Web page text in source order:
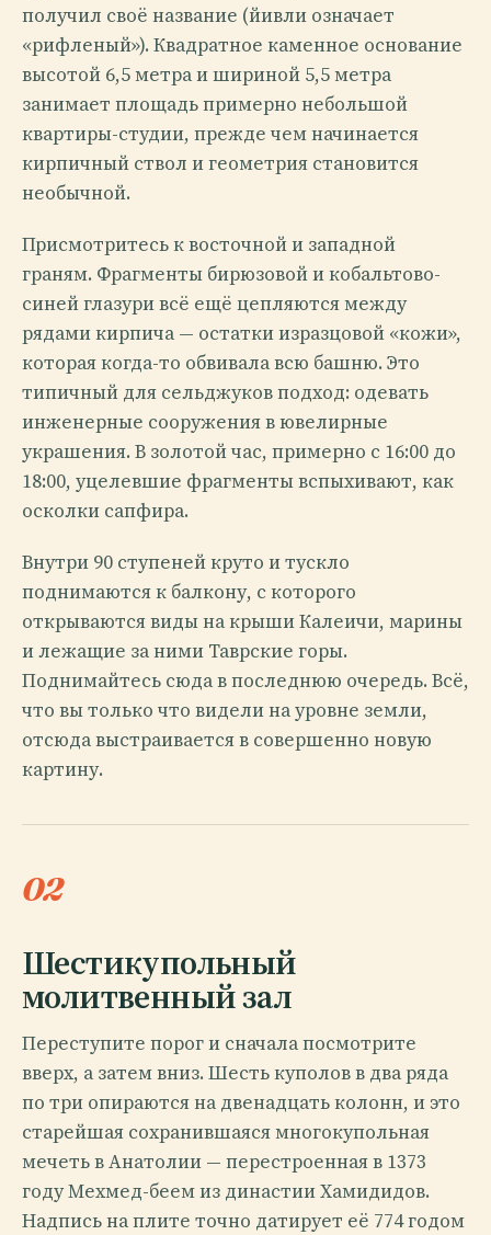
получил своё название (йивли означает
«рифленый»). Квадратное каменное основание
высотой 6,5 метра и шириной 5,5 метра
занимает площадь примерно небольшой
квартиры-студии, прежде чем начинается
кирпичный ствол и геометрия становится
необычной.
Присмотритесь к восточной и западной
граням. Фрагменты бирюзовой и кобальтово-
синей глазури всё ещё цепляются между
рядами кирпича — остатки изразцовой «кожи»,
которая когда-то обвивала всю башню. Это
типичный для сельджуков подход: одевать
инженерные сооружения в ювелирные
украшения. В золотой час, примерно с 16:00 до
18:00, уцелевшие фрагменты вспыхивают, как
осколки сапфира.
Внутри 90 ступеней круто и тускло
поднимаются к балкону, с которого
открываются виды на крыши Калеичи, марины
и лежащие за ними Таврские горы.
Поднимайтесь сюда в последнюю очередь. Всё,
что вы только что видели на уровне земли,
отсюда выстраивается в совершенно новую
картину.
02
Шестикупольный
молитвенный зал
Переступите порог и сначала посмотрите
вверх, а затем вниз. Шесть куполов в два ряда
по три опираются на двенадцать колонн, и это
старейшая сохранившаяся многокупольная
мечеть в Анатолии — перестроенная в 1373
году Мехмед-беем из династии Хамидидов.
Надпись на плите точно датирует её 774 годом